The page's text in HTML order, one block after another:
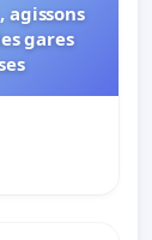
agissons
gares